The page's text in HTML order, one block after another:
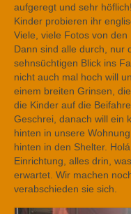
aufgeregt und sehr
Kinder probieren ihr
Viele, viele Fotos von
Dann sind alle durch, nur
sehnsüchtigen Blick ins
nicht auch mal hoch will
einem breiten Grinsen,
die Kinder auf die
Geschrei, danach will ein
hinten in unsere
hinten in den Shelter.
Einrichtung, alles drin,
erwartet. Wir machen
verabschieden sie sich.